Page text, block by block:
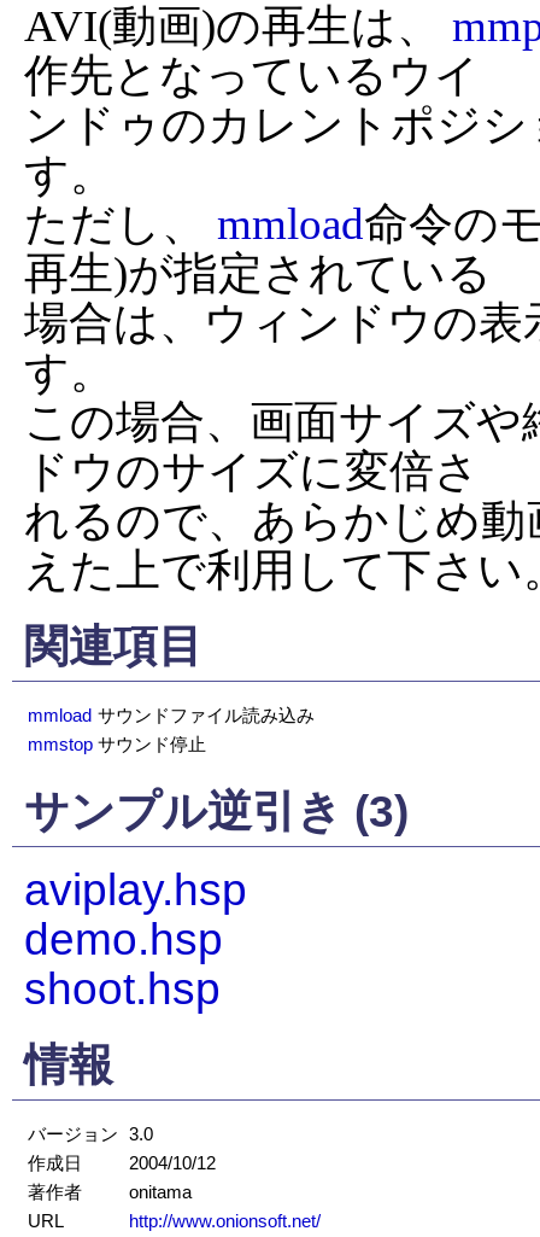
AVI(動画)の再生は、
作先となっているウイ
ンドゥのカレントポジ
す。
ただし、 mmload命令の
再生)が指定されている
場合は、ウィンドウの
す。
この場合、画面サイズ
ドウのサイズに変倍さ
れるので、あらかじめ
えた上で利用して下さい
関連項目
mmload サウンドファイル読み込み
mmstop サウンド停止
サンプル逆引き (3)
aviplay.hsp
demo.hsp
shoot.hsp
情報
バージョン 3.0
作成日
2004/10/12
著作者
onitama
URL
http://www.onionsoft.net/